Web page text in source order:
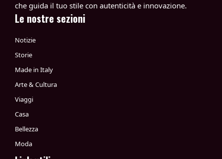
che guida il tuo stile con autenticità e innovazione.
Le nostre sezioni
Notizie
Storie
Made in Italy
Arte & Cultura
Viaggi
Casa
Bellezza
Moda